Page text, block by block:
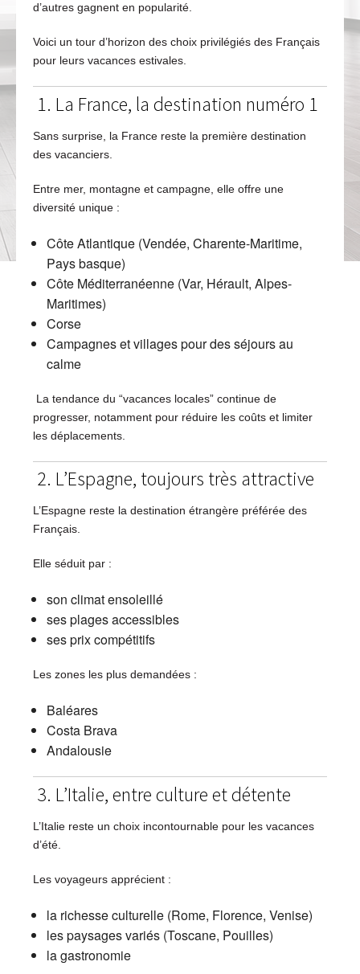
d’autres gagnent en popularité.
Voici un tour d’horizon des choix privilégiés des Français
pour leurs vacances estivales.
1. La France, la destination numéro 1
Sans surprise, la France reste la première destination
des vacanciers.
Entre mer, montagne et campagne, elle offre une
diversité unique :
Côte Atlantique (Vendée, Charente-Maritime,
Pays basque)
Côte Méditerranéenne (Var, Hérault, Alpes-
Maritimes)
Corse
Campagnes et villages pour des séjours au
calme
La tendance du “vacances locales” continue de
progresser, notamment pour réduire les coûts et limiter
les déplacements.
2. L’Espagne, toujours très attractive
L’Espagne reste la destination étrangère préférée des
Français.
Elle séduit par :
son climat ensoleillé
ses plages accessibles
ses prix compétitifs
Les zones les plus demandées :
Baléares
Costa Brava
Andalousie
3. L’Italie, entre culture et détente
L’Italie reste un choix incontournable pour les vacances
d’été.
Les voyageurs apprécient :
la richesse culturelle (Rome, Florence, Venise)
les paysages variés (Toscane, Pouilles)
la gastronomie